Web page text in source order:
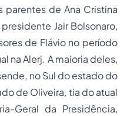
parentes de Ana Cristina
Jair Bolsonaro,
de Flávio no período
na Alerj. A maioria deles,
no Sul do estado do
de Oliveira, tia do atual
Geral da Presidência,